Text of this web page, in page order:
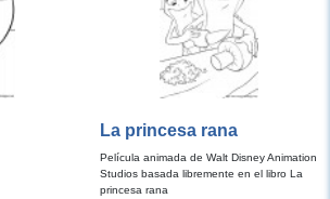
La princesa rana
Película animada de Walt Disney Animation
Studios basada libremente en el libro La
princesa rana